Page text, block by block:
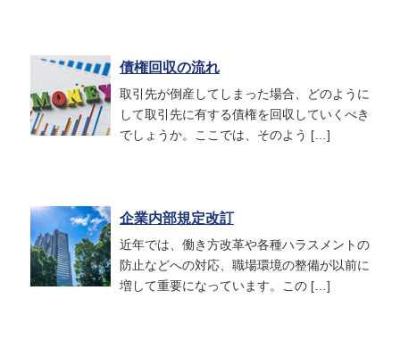
債権回収の流れ
取引先が倒産してしまった場合、どのように
して取引先に有する債権を回収していくべき
でしょうか。ここでは、そのよう […]
企業内部規定改訂
近年では、働き方改革や各種ハラスメントの
防止などへの対応、職場環境の整備が以前に
増して重要になっています。この […]